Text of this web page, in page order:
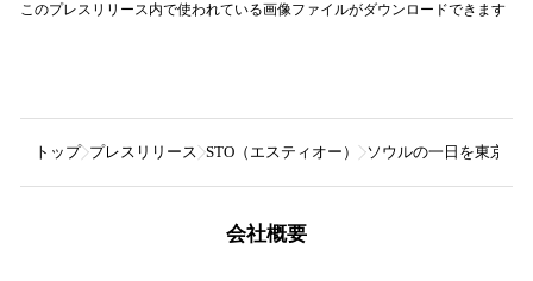
このプレスリリース内で使われている画像ファイルがダウンロードできます
トップ プレスリリース STO（エスティオー） ソウルの一日を東京で
会社概要